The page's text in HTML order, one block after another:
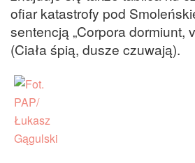
ofiar katastrofy pod
sentencją „Corpora dormiunt,
(Ciała śpią, dusze czuwają).